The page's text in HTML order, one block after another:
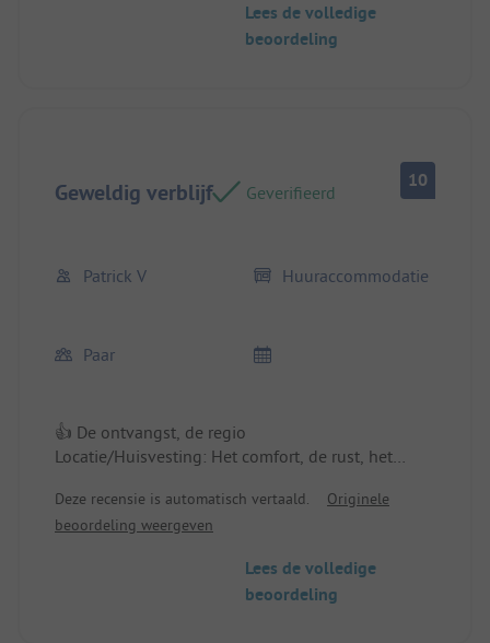
Lees de volledige
beoordeling
Geweldig verblijf Geverifieerd
10
Patrick V Huuraccommodatie
Paar
👍 De ontvangst, de regio
Locatie/Huisvesting: Het comfort, de rust, het
Deze recensie is automatisch vertaald.
Originele
beoordeling weergeven
Lees de volledige
beoordeling